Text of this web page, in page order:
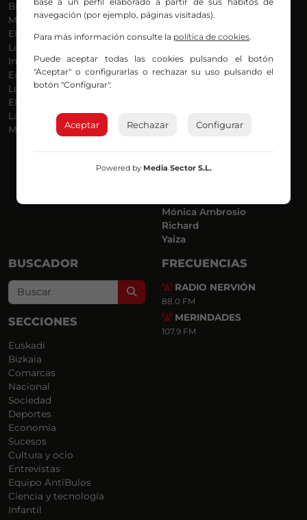
Bilbosport
Más Música
El Madrugador
Lo Más Nuevo
Informativos
En Ruta
Locos por la Música
El Supermadrugador
La Mañana de Radio Nervión
Más Madrugada
Agurtzane
Belén Ollero
Dani
Eva Argote
Endika
Jon
Luis Carlos
Mónica Ambrosio
Richard
Yaiza
BUSCADOR
Search
SECCIONES
Euskadi
Bizkaia
Comarcas
Nacional
Sociedad
Deportes
Economía
Sucesos
Cultura y ocio
Entrevistas
Equipo AntiBulos
Ciencia y tecnología
Infantil
FRECUENCIAS
RADIO NERVIÓN
88.0 FM
MERINDADES
107.9 FM
navegación (por ejemplo, páginas visitadas).
Para más información consulte la política de cookies.
Puede aceptar todas las cookies pulsando el botón
"Aceptar" o configurarlas o rechazar su uso pulsando el
botón "Configurar".
Aceptar Rechazar Configurar
Powered by Media Sector S.L.